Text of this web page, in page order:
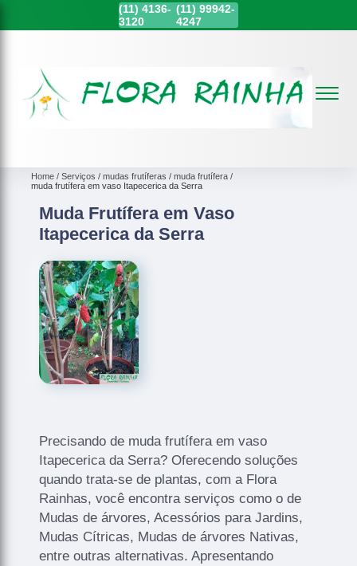
(11) 4136-
3120
(11)99942-
4247
Home Serviços mudas frutíferas
muda frutífera
muda frutífera em vaso Itapecerica da Serra
Muda Frutífera em Vaso
Itapecerica da Serra
Precisando de muda frutífera em vaso
Itapecerica da Serra? Oferecendo soluções
quando trata-se de plantas, com a Flora
Rainhas, você encontra serviços como o de
Mudas de árvores, Acessórios para Jardins,
Mudas Cítricas, Mudas de árvores Nativas,
entre outras alternativas. Apresentando